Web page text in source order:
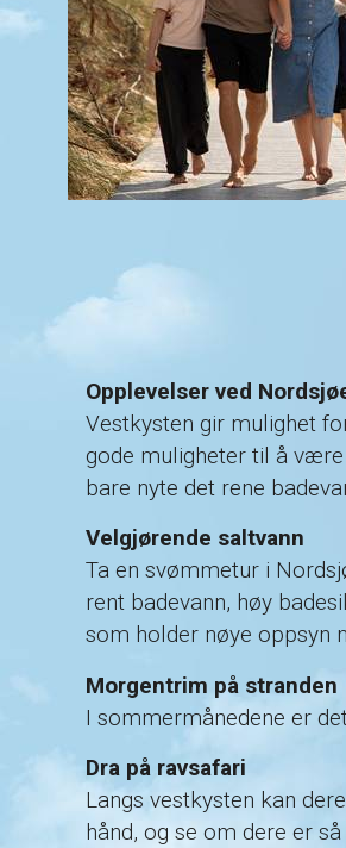
Opplevelser ved
Vestkysten gir mulighet
gode muligheter til å være
bare nyte det rene
Velgjørende saltvann
Ta en svømmetur i
rent badevann, høy
som holder nøye oppsyn
Morgentrim på stranden
I sommermånedene er
Dra på ravsafari
Langs vestkysten kan
hånd, og se om dere er